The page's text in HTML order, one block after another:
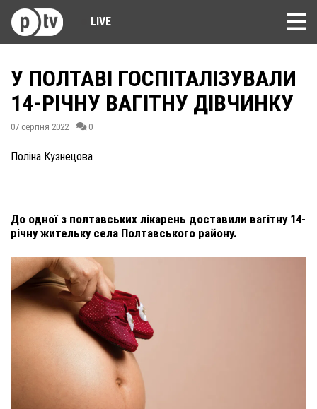
LIVE
У ПОЛТАВІ ГОСПІТАЛІЗУВАЛИ
14-РІЧНУ ВАГІТНУ ДІВЧИНКУ
07 серпня 2022 0
Поліна Кузнецова
До одної з полтавських лікарень доставили вагітну 14-
річну жительку села Полтавського району.